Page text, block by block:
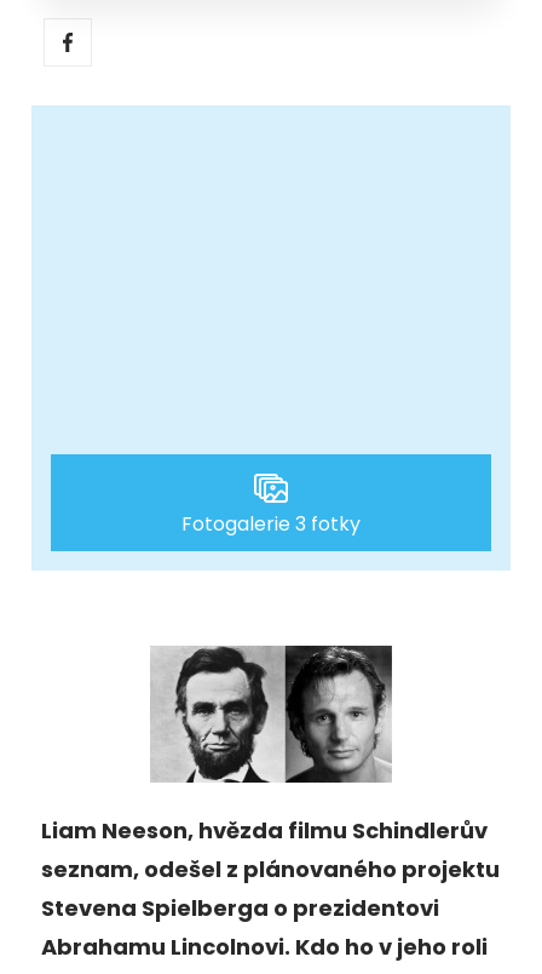
Fotogalerie 3 fotky
Liam Neeson, hvězda filmu Schindlerův
seznam, odešel z plánovaného projektu
Stevena Spielberga o prezidentovi
Abrahamu Lincolnovi. Kdo ho v jeho roli